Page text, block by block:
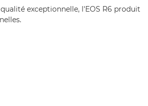
exceptionnelle, l'EOS R6 produit